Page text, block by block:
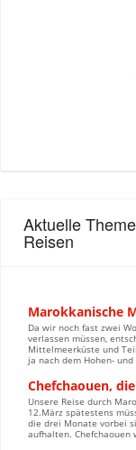
Aktuelle
Reisen
Marokkanische
Da wir noch fast zwei
verlassen müssen,
Mittelmeerküste und
ja nach dem Hohen- und
Chefchaouen,
Unsere Reise durch
12.März spätestens
die drei Monate vorbei
aufhalten. Chefchaouen